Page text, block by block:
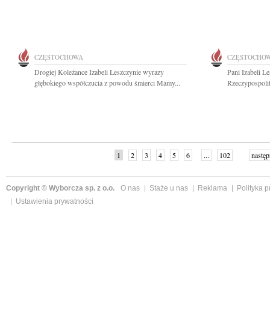
CZĘSTOCHOWA
Drogiej Koleżance Izabeli Leszczynie wyrazy
głębokiego współczucia z powodu śmierci Mamy...
Pani Izabeli
1 2 3 4 5 6 ... 102
Copyright © Wyborcza sp. z o.o. O nas Staże u nas Reklama
Polityka
Ustawienia prywatności